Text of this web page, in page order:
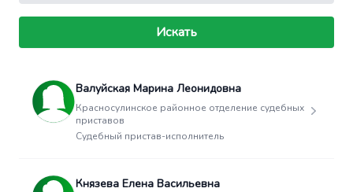
Искать
Валуйская Марина Леонидовна
Красносулинское районное отделение судебных
приставов
Судебный пристав-исполнитель
Князева Елена Васильевна